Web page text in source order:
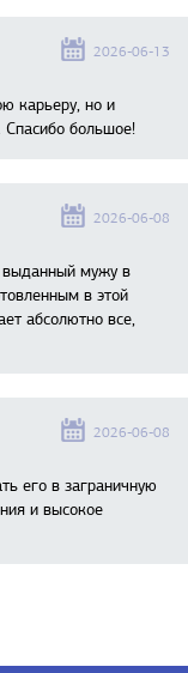
2026-06-13
карьеру, но и
большое!
2026-06-08
выданный мужу в
в этой
абсолютно все,
2026-06-08
его в заграничную
и высокое